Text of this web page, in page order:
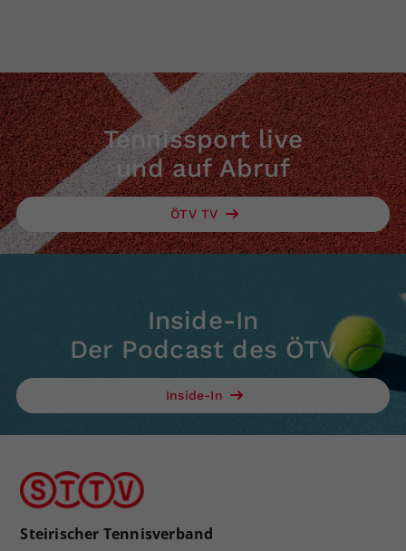
Tennissport live
und auf Abruf
ÖTV TV
Inside-In
Der Podcast des ÖTV
Inside-In
Steirischer Tennisverband